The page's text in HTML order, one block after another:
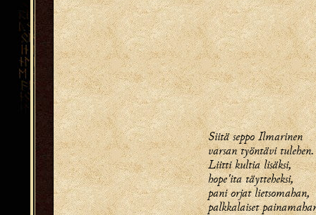
Siitä seppo Ilmarinen
varsan työntävi tulehen.
Liitti kultia lisäksi,
hope'ita täytteheksi,
pani orjat lietsomahan,
palkkalaiset